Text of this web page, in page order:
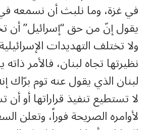
في غزة، وما نلبث أن نسمعه
يقول إنّ من حق “إسرائيل” أن
ولا تختلف التهديدات
نظيرتها تجاه لبنان، فالأمر
لبنان الذي يقول عنه توم برّاك
لا تستطيع تنفيذ قراراتها أو
لأوامره الصريحة فوراً، وتعلن